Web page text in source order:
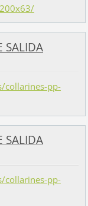
SALIDA
collarines-pp-
SALIDA
collarines-pp-